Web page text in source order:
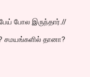
போல இருந்தார்.//
தானா?